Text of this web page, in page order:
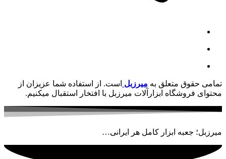
تمامی حقوق متعلق به میرزبل است. از استفاده شما عزیزان از
محتوای فروشگاه ابزارآلات میرزبل با افتخار استقبال میکنیم.
میرزبل؛ جعبه ابزار کامل هر ایرانی…